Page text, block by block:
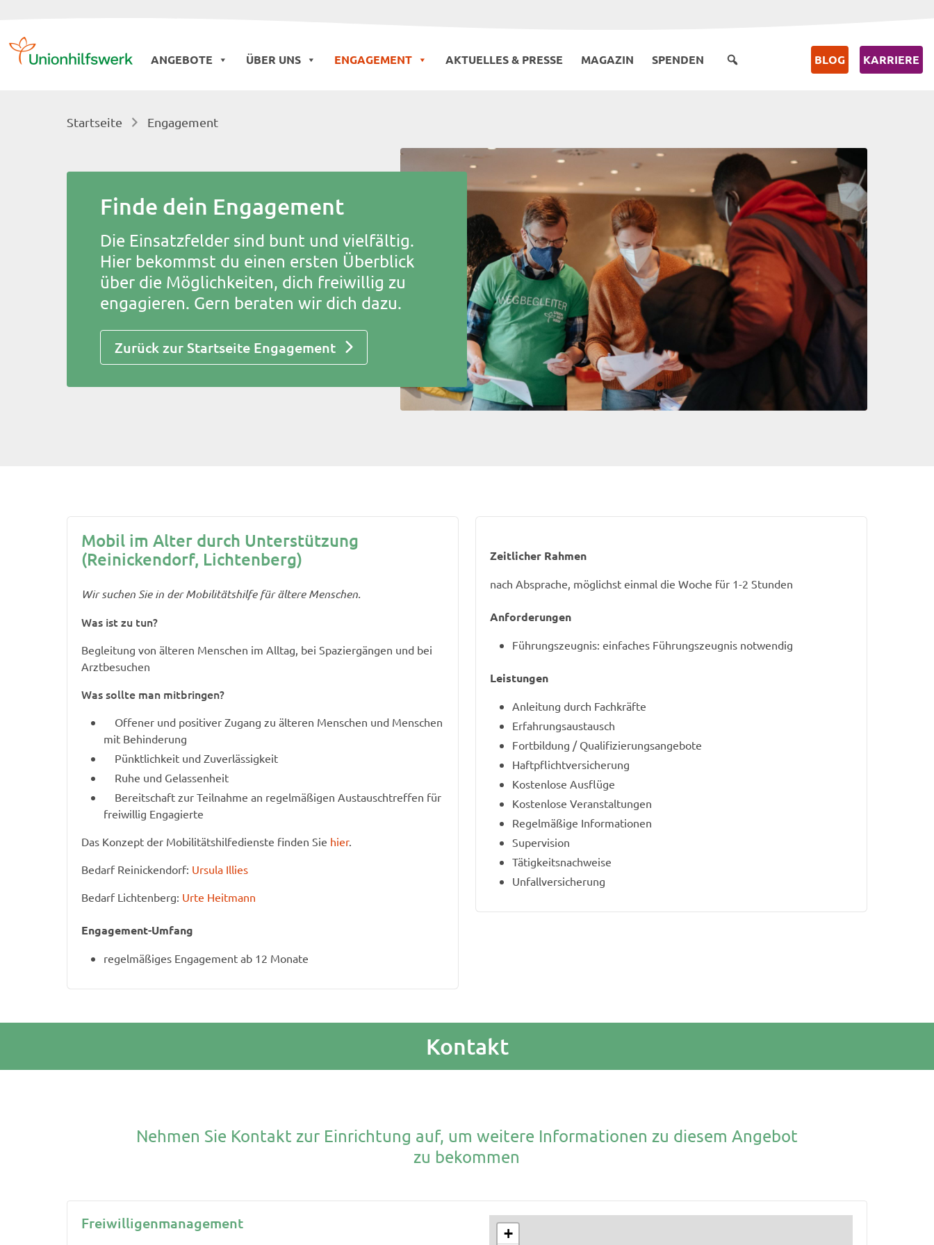
Skip
ANGEBOTE ÜBER UNS ENGAGEMENT AKTUELLES & PRESSE MAGAZIN SPENDEN KARRIERE
BLOG
Startseite Engagement
Finde dein Engagement
Die Einsatzfelder sind bunt und vielfältig.
Hier bekommst du einen ersten Überblick
über die Möglichkeiten, dich freiwillig zu
engagieren. Gern beraten wir dich dazu.
Zurück zur Startseite Engagement
Mobil im Alter durch Unterstützung
(Reinickendorf, Lichtenberg)
Wir suchen Sie in der Mobilitätshilfe für ältere Menschen.
Was ist zu tun?
Begleitung von älteren Menschen im Alltag, bei Spaziergängen und bei
Arztbesuchen
Was sollte man mitbringen?
Offener und positiver Zugang zu älteren Menschen und Menschen
mit Behinderung
Pünktlichkeit und Zuverlässigkeit
Ruhe und Gelassenheit
Bereitschaft zur Teilnahme an regelmäßigen Austauschtreffen für
freiwillig Engagierte
Das Konzept der Mobilitätshilfedienste finden Sie hier.
Bedarf Reinickendorf: Ursula Illies
Bedarf Lichtenberg: Urte Heitmann
Engagement-Umfang
regelmäßiges Engagement ab 12 Monate
Zeitlicher Rahmen
nach Absprache, möglichst einmal die Woche für 1-2 Stunden
Anforderungen
Führungszeugnis: einfaches Führungszeugnis notwendig
Leistungen
Anleitung durch Fachkräfte
Erfahrungsaustausch
Fortbildung / Qualifizierungsangebote
Haftpflichtversicherung
Kostenlose Ausflüge
Kostenlose Veranstaltungen
Regelmäßige Informationen
Supervision
Tätigkeitsnachweise
Unfallversicherung
Kontakt
Nehmen Sie Kontakt zur Einrichtung auf, um weitere Informationen zu diesem Angebot
zu bekommen
Freiwilligenmanagement
+